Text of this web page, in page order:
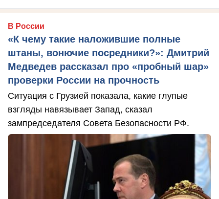
В России
«К чему такие наложившие полные
штаны, вонючие посредники?»: Дмитрий
Медведев рассказал про «пробный шар»
проверки России на прочность
Ситуация с Грузией показала, какие глупые
взгляды навязывает Запад, сказал
зампредседателя Совета Безопасности РФ.